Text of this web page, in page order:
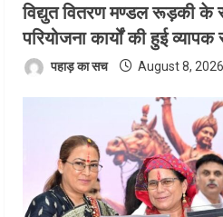
विद्युत वितरण मण्डल रूड़की के
परियोजना कार्यों की हुई व्यापक
पहाड़ का सच August 8, 2026